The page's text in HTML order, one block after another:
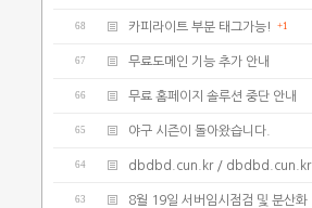
68 카피라이트 부분 태그가능! +1
67 무료도메인 기능 추가 안내
66 무료 홈페이지 솔루션 중단 안내
65 야구 시즌이 돌아왔습니다.
64 dbdbd.cun.kr / dbdbd.cun.kr
63 8월 19일 서버임시점검 및 분산화